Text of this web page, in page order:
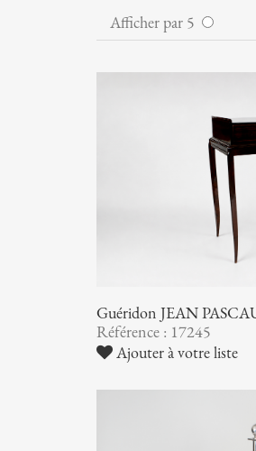
Afficher par 5
Guéridon JEAN
Référence : 17245
Ajouter à votre liste